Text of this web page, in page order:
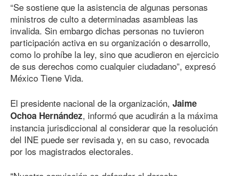
“Se sostiene que la asistencia de algunas personas
ministros de culto a determinadas asambleas las
invalida. Sin embargo dichas personas no tuvieron
participación activa en su organización o desarrollo,
como lo prohíbe la ley, sino que acudieron en ejercicio
de sus derechos como cualquier ciudadano”, expresó
México Tiene Vida.
El presidente nacional de la organización, Jaime
Ochoa Hernández, informó que acudirán a la máxima
instancia jurisdiccional al considerar que la resolución
del INE puede ser revisada y, en su caso, revocada
por los magistrados electorales.